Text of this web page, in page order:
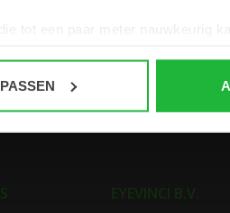
tot een paar meter nauwkeurig
EYEVINCI B.V.